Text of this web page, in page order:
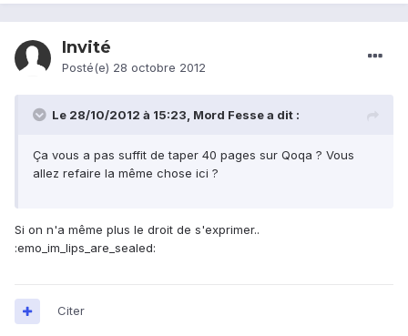
Invité
Posté(e) 28 octobre 2012
Le 28/10/2012 à 15:23, Mord Fesse a dit :
Ça vous a pas suffit de taper 40 pages sur Qoqa ? Vous
allez refaire la même chose ici ?
Si on n'a même plus le droit de s'exprimer..
:emo_im_lips_are_sealed:
Citer